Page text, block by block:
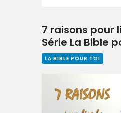
7 raisons pour
Série La Bible
LA BIBLE POUR TOI